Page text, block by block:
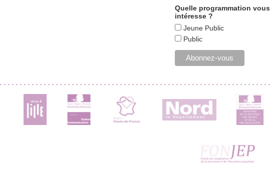
Quelle programmation vous
intéresse ?
Jeune Public
Public